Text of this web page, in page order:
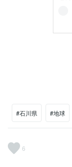
#石川県 #地球
6